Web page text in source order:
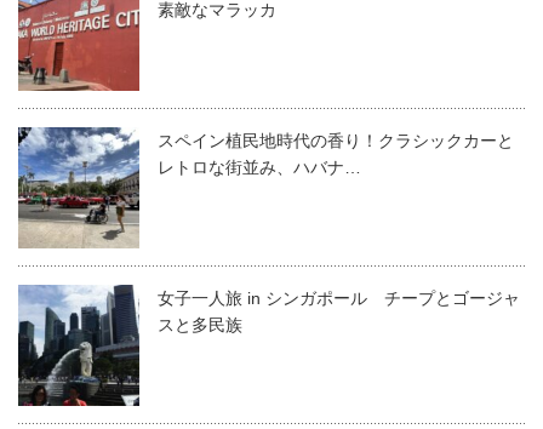
素敵なマラッカ
スペイン植民地時代の香り！クラシックカーと
レトロな街並み、ハバナ…
女子一人旅 in シンガポール チープとゴージャ
スと多民族